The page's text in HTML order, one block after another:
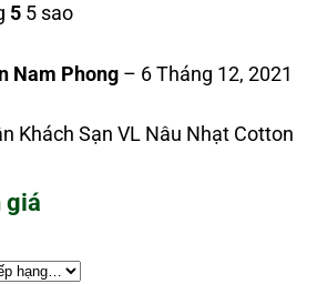
5 5 sao
Nam Phong – 6 Tháng 12, 2021
Khách Sạn VL Nâu Nhạt Cotton
giá